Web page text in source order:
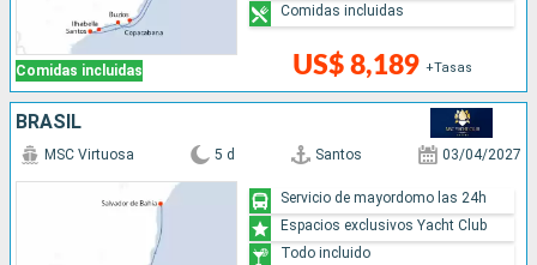
Comidas incluidas US$ 8,189 +Tasas
Comidas incluidas
BRASIL
MSC Virtuosa 5 d Santos 03/04/2027
Servicio de mayordomo las 24h
Espacios exclusivos Yacht Club
Todo incluido